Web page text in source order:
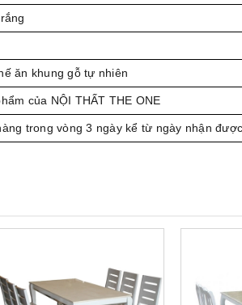
ăn khung gỗ tự nhiên
của NỘI THẤT THE ONE
trong vòng 3 ngày kể từ ngày nhận